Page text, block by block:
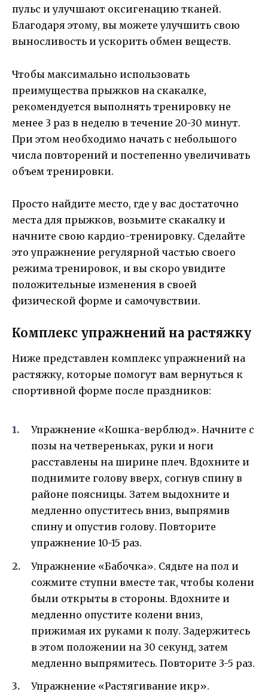
пульс и улучшают оксигенацию тканей.
Благодаря этому, вы можете улучшить свою
выносливость и ускорить обмен веществ.
Чтобы максимально использовать
преимущества прыжков на скакалке,
рекомендуется выполнять тренировку не
менее 3 раз в неделю в течение 20-30 минут.
При этом необходимо начать с небольшого
числа повторений и постепенно увеличивать
объем тренировки.
Просто найдите место, где у вас достаточно
места для прыжков, возьмите скакалку и
начните свою кардио-тренировку. Сделайте
это упражнение регулярной частью своего
режима тренировок, и вы скоро увидите
положительные изменения в своей
физической форме и самочувствии.
Комплекс упражнений на растяжку
Ниже представлен комплекс упражнений на
растяжку, которые помогут вам вернуться к
спортивной форме после праздников:
Упражнение «Кошка-верблюд». Начните с
позы на четвереньках, руки и ноги
расставлены на ширине плеч. Вдохните и
поднимите голову вверх, согнув спину в
районе поясницы. Затем выдохните и
медленно опуститесь вниз, выпрямив
спину и опустив голову. Повторите
упражнение 10-15 раз.
Упражнение «Бабочка». Сядьте на пол и
сожмите ступни вместе так, чтобы колени
были открыты в стороны. Вдохните и
медленно опустите колени вниз,
прижимая их руками к полу. Задержитесь
в этом положении на 30 секунд, затем
медленно выпрямитесь. Повторите 3-5 раз.
Упражнение «Растягивание икр».